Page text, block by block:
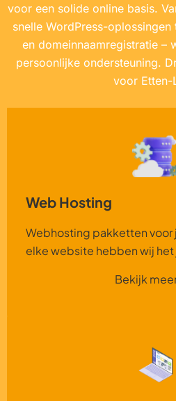
voor een solide online basis.
snelle WordPress-
en domeinnaamregistratie –
persoonlijke ondersteuning.
voor Etten-
Web Hosting
Webhosting pakketten voor
elke website hebben wij
Bekijk